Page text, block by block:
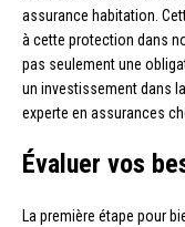
assurance habitation.
à cette protection dans
pas seulement une
un investissement dans
experte en assurances
Évaluer vos
La première étape pour